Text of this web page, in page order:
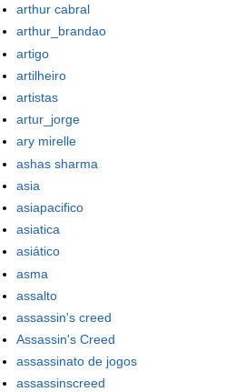
arthur cabral
arthur_brandao
artigo
artilheiro
artistas
artur_jorge
ary mirelle
ashas sharma
asia
asiapacifico
asiatica
asiático
asma
assalto
assassin's creed
Assassin's Creed
assassinato de jogos
assassinscreed